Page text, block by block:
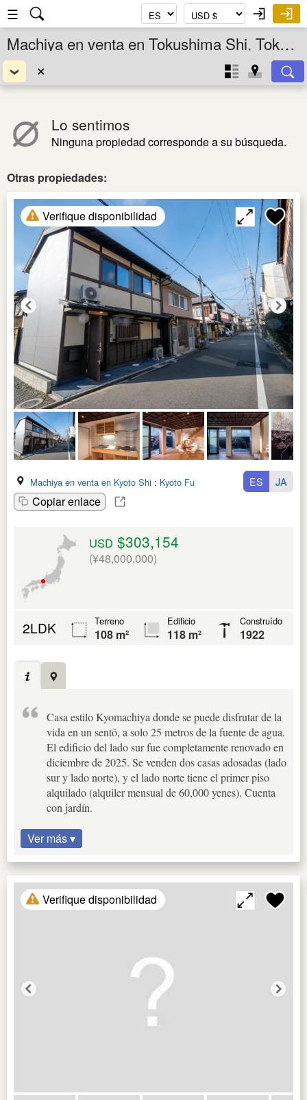
☰
Machiya en venta en Tokushima Shi, Tokushima Ken, Shikoku, Japón
✕
Lo sentimos
Ninguna propiedad corresponde a su búsqueda.
Otras propiedades:
Verifique disponibilidad
Machiya en venta en Kyoto Shi : Kyoto Fu
Copiar enlace
ES JA
USD $303,154
(¥48,000,000)
2LDK Terreno
108 m²
Edificio
118 m²
Construído
1922
Casa estilo Kyomachiya donde se puede disfrutar de la
vida en un sentō, a solo 25 metros de la fuente de agua.
El edificio del lado sur fue completamente renovado en
diciembre de 2025. Se venden dos casas adosadas (lado
sur y lado norte), y el lado norte tiene el primer piso
alquilado (alquiler mensual de 60,000 yenes). Cuenta
con jardín.
Ver más ▾
Verifique disponibilidad